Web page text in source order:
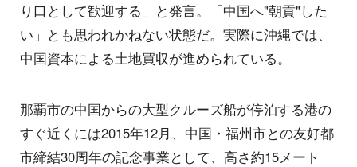
り口として歓迎する」と発言。「中国へ"朝貢"した
い」とも思われかねない状態だ。実際に沖縄では、
中国資本による土地買収が進められている。
那覇市の中国からの大型クルーズ船が停泊する港の
すぐ近くには2015年12月、中国・福州市との友好都
市締結30周年の記念事業として、高さ約15メート